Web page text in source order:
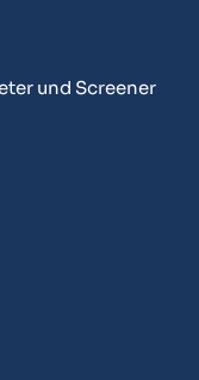
und Screener